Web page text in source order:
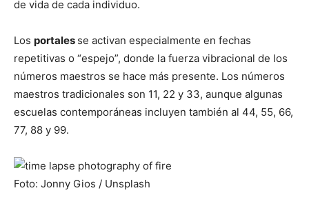
de vida de cada individuo.
Los portales se activan especialmente en fechas
repetitivas o “espejo”, donde la fuerza vibracional de los
números maestros se hace más presente. Los números
maestros tradicionales son 11, 22 y 33, aunque algunas
escuelas contemporáneas incluyen también al 44, 55, 66,
77, 88 y 99.
Foto: Jonny Gios / Unsplash